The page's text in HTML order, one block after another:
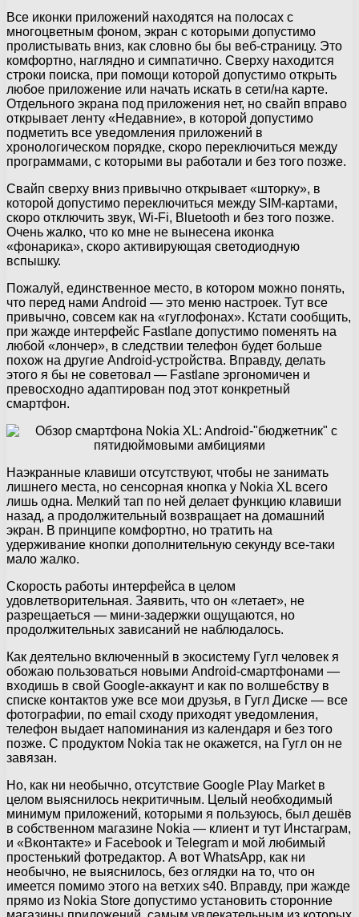
Все иконки приложений находятся на полосах с
многоцветным фоном, экран с которыми допустимо
пролистывать вниз, как словно бы бы веб-страницу. Это
комфортно, наглядно и симпатично. Сверху находится
строки поиска, при помощи которой допустимо открыть
любое приложение или начать искать в сети/на карте.
Отдельного экрана под приложения нет, но свайп вправо
открывает ленту «Недавние», в которой допустимо
подметить все уведомления приложений в
хронологическом порядке, скоро переключиться между
программами, с которыми вы работали и без того позже.
Свайп сверху вниз привычно открывает «шторку», в
которой допустимо переключиться между SIM-картами,
скоро отключить звук, Wi-Fi, Bluetooth и без того позже.
Очень жалко, что ко мне не вынесена иконка
«фонарика», скоро активирующая светодиодную
вспышку.
Пожалуй, единственное место, в котором можно понять,
что перед нами Android — это меню настроек. Тут все
привычно, совсем как на «гуглофонах». Кстати сообщить,
при жажде интерфейс Fastlane допустимо поменять на
любой «лончер», в следствии телефон будет больше
похож на другие Android-устройства. Вправду, делать
этого я бы не советовал — Fastlane эргономичен и
превосходно адаптирован под этот конкретный
смартфон.
Наэкранные клавиши отсутствуют, чтобы не занимать
лишнего места, но сенсорная кнопка у Nokia XL всего
лишь одна. Мелкий тап по ней делает функцию клавиши
назад, а продолжительный возвращает на домашний
экран. В принципе комфортно, но тратить на
удерживание кнопки дополнительную секунду все-таки
мало жалко.
Скорость работы интерфейса в целом
удовлетворительная. Заявить, что он «летает», не
разрещаеться — мини-задержки ощущаются, но
продолжительных зависаний не наблюдалось.
Как деятельно включенный в экосистему Гугл человек я
обожаю пользоваться новыми Android-смартфонами —
входишь в свой Google-аккаунт и как по волшебству в
списке контактов уже все мои друзья, в Гугл Диске — все
фотографии, по email сходу приходят уведомления,
телефон выдает напоминания из календаря и без того
позже. С продуктом Nokia так не окажется, на Гугл он не
завязан.
Но, как ни необычно, отсутствие Google Play Market в
целом выяснилось некритичным. Целый необходимый
минимум приложений, которыми я пользуюсь, был дешёв
в собственном магазине Nokia — клиент и тут Инстаграм,
и «Вконтакте» и Facebook и Telegram и мой любимый
простенький фотредактор. А вот WhatsApp, как ни
необычно, не выяснилось, без оглядки на то, что он
имеется помимо этого на ветхих s40. Вправду, при жажде
прямо из Nokia Store допустимо установить сторонние